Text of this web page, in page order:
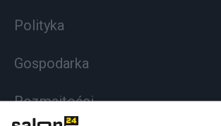
Polityka
Gospodarka
Rozmaitości